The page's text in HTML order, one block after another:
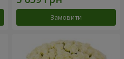
Замовити